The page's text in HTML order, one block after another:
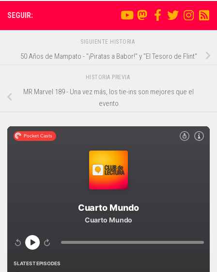
SEGUIR:
SIGUIENTE HISTORIA
50 Años de Mampato - "¡Piratas a Babor!" y "El Tesoro de Flint"
HISTORIA PREVIA
MR Marvel 189 - Una vez más, los tie-ins son mejores que el
evento